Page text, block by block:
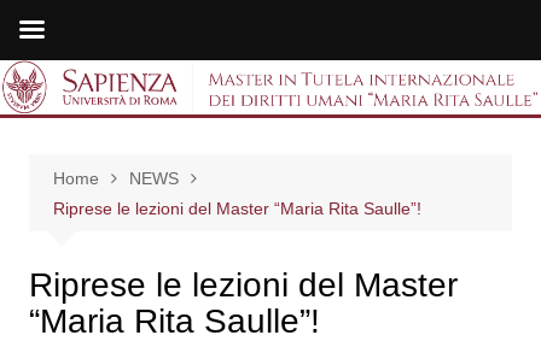
Salta
al
diritti umani "Maria
Home
NEWS
Riprese le lezioni del Master “Maria Rita Saulle”!
Riprese le lezioni del Master
“Maria Rita Saulle”!